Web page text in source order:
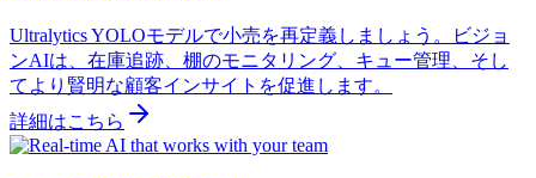
Ultralytics YOLOモデルで小売を再定義しましょう。ビジョ
ンAIは、在庫追跡、棚のモニタリング、キュー管理、そし
てより賢明な顧客インサイトを促進します。
詳細はこちら